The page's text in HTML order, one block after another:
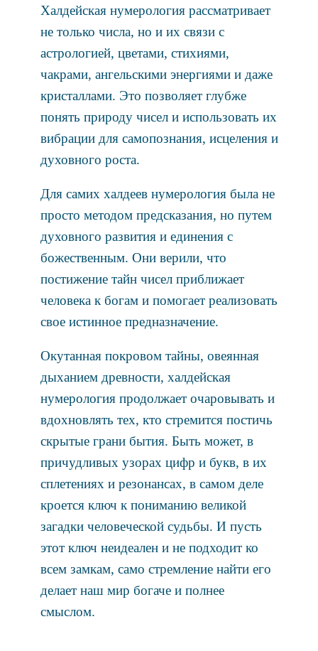
Халдейская нумерология рассматривает
не только числа, но и их связи с
астрологией, цветами, стихиями,
чакрами, ангельскими энергиями и даже
кристаллами. Это позволяет глубже
понять природу чисел и использовать их
вибрации для самопознания, исцеления и
духовного роста.
Для самих халдеев нумерология была не
просто методом предсказания, но путем
духовного развития и единения с
божественным. Они верили, что
постижение тайн чисел приближает
человека к богам и помогает реализовать
свое истинное предназначение.
Окутанная покровом тайны, овеянная
дыханием древности, халдейская
нумерология продолжает очаровывать и
вдохновлять тех, кто стремится постичь
скрытые грани бытия. Быть может, в
причудливых узорах цифр и букв, в их
сплетениях и резонансах, в самом деле
кроется ключ к пониманию великой
загадки человеческой судьбы. И пусть
этот ключ неидеален и не подходит ко
всем замкам, само стремление найти его
делает наш мир богаче и полнее
смыслом.